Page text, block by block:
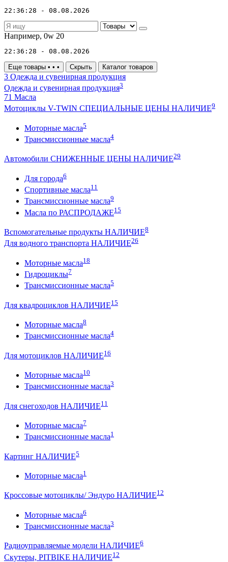
22:36:28 - 08.08.2026
Например, 0w 20
22:36:28 - 08.08.2026
Еще товары • • • Скрыть Каталог товаров
3 Одежда и сувенирная продукция
Одежда и сувенирная продукция3
71 Масла
Мотоциклы V-TWIN СПЕЦИАЛЬНЫЕ ЦЕНЫ НАЛИЧИЕ9
Моторные масла5
Трансмиссионные масла4
Автомобили СНИЖЕННЫЕ ЦЕНЫ НАЛИЧИЕ29
Для города6
Спортивные масла11
Трансмиссионные масла9
Масла по РАСПРОДАЖЕ15
Вспомогательные продукты НАЛИЧИЕ8
Для водного транспорта НАЛИЧИЕ26
Моторные масла18
Гидроциклы7
Трансмиссионные масла5
Для квадроциклов НАЛИЧИЕ15
Моторные масла8
Трансмиссионные масла4
Для мотоциклов НАЛИЧИЕ16
Моторные масла10
Трансмиссионные масла3
Для снегоходов НАЛИЧИЕ11
Моторные масла7
Трансмиссионные масла1
Картинг НАЛИЧИЕ5
Моторные масла1
Кроссовые мотоциклы/ Эндуро НАЛИЧИЕ12
Моторные масла6
Трансмиссионные масла3
Радиоуправляемые модели НАЛИЧИЕ6
Скутеры, PITBIKE НАЛИЧИЕ12